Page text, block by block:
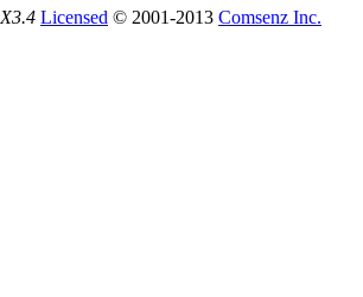
X3.4 Licensed © 2001-2013 Comsenz Inc.